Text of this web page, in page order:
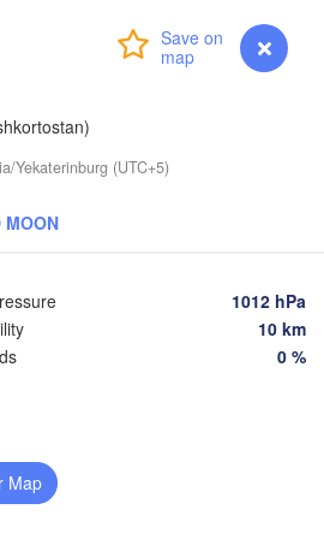
myVentusky Forecast
Yekaterinburg (UTC+5)
MOON
1012 hPa
10 km
0 %
Map